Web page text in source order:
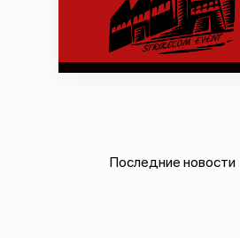
Последние новости